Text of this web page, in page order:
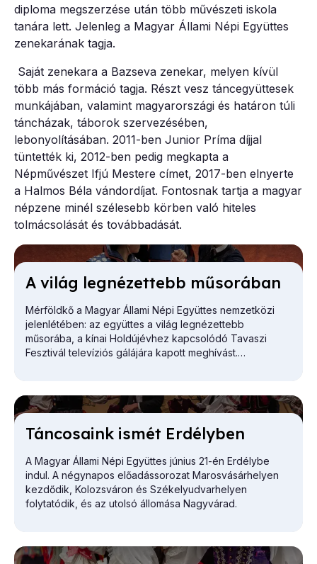
diploma megszerzése után több művészeti iskola
tanára lett. Jelenleg a Magyar Állami Népi Együttes
zenekarának tagja.
Saját zenekara a Bazseva zenekar, melyen kívül
több más formáció tagja. Részt vesz táncegyüttesek
munkájában, valamint magyarországi és határon túli
táncházak, táborok szervezésében,
lebonyolításában. 2011-ben Junior Príma díjjal
tüntették ki, 2012-ben pedig megkapta a
Népművészet Ifjú Mestere címet, 2017-ben elnyerte
a Halmos Béla vándordíjat. Fontosnak tartja a magyar
népzene minél szélesebb körben való hiteles
tolmácsolását és továbbadását.
A vi­lág leg­né­zet­tebb mű­so­rá­ban
Mérföldkő a Magyar Állami Népi Együttes nemzetközi
jelenlétében: az együttes a világ legnézettebb
műsorába, a kínai Holdújévhez kapcsolódó Tavaszi
Fesztivál televíziós gálájára kapott meghívást.
Tán­co­sa­ink is­mét Er­dély­ben
A Magyar Állami Népi Együttes június 21-én Erdélybe
indul. A négynapos előadássorozat Marosvásárhelyen
kezdődik, Kolozsváron és Székelyudvarhelyen
folytatódik, és az utolsó állomása Nagyvárad.